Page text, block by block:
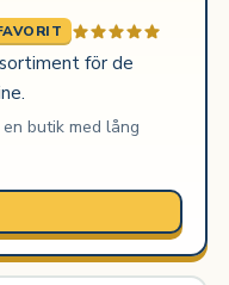
för de
butik med lång